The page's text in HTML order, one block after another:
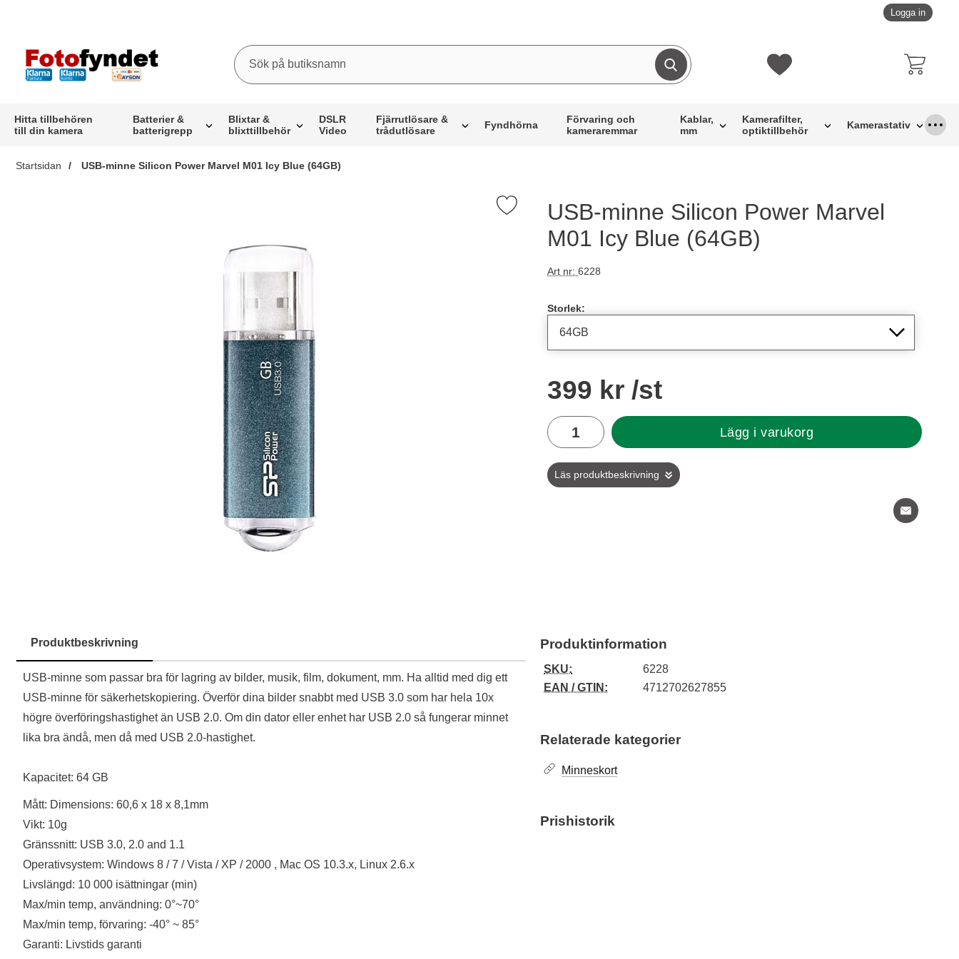
Logga in
Startsidan för butiksnamn
Sök
Sök på butiksnamn
Genomför sökning Mina favoriter
Hitta tillbehören
till din kamera
Batterier &
batterigrepp
Blixtar &
blixttillbehör
DSLR
Video
Fjärrutlösare &
trådutlösare
Fyndhörna
Förvaring och
kameraremmar
Kablar,
mm
Kamerafilter,
optiktillbehör
Kamerastativ
Startsidan USB-minne Silicon Power Marvel M01 Icy Blue (64GB)
Markera uSB-minne Silicon Power Marvel M01 Icy Blue (64GB) som favoritUSB-minne Silicon Power Marvel
M01 Icy Blue (64GB)
Art nr: 6228
Storlek:
pris
399 kr /st
antal
Lägg i varukorg
Läs produktbeskrivning
Produktbeskrivning
Produktbeskrivning
USB-minne som passar bra för lagring av bilder, musik, film, dokument, mm. Ha alltid med dig ett
USB-minne för säkerhetskopiering. Överför dina bilder snabbt med USB 3.0 som har hela 10x
högre överföringshastighet än USB 2.0. Om din dator eller enhet har USB 2.0 så fungerar minnet
lika bra ändå, men då med USB 2.0-hastighet.
Kapacitet: 64 GB
Mått: Dimensions: 60,6 x 18 x 8,1mm
Vikt: 10g
Gränssnitt: USB 3.0, 2.0 and 1.1
Operativsystem: Windows 8 / 7 / Vista / XP / 2000 , Mac OS 10.3.x, Linux 2.6.x
Livslängd: 10 000 isättningar (min)
Max/min temp, användning: 0°~70°
Max/min temp, förvaring: -40° ~ 85°
Garanti: Livstids garanti
Produktinformation
SKU:
6228
EAN / GTIN:
4712702627855
Relaterade kategorier
Minneskort
Prishistorik